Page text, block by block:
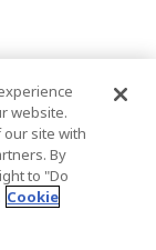
website.
site with
By
to "Do
Cookie